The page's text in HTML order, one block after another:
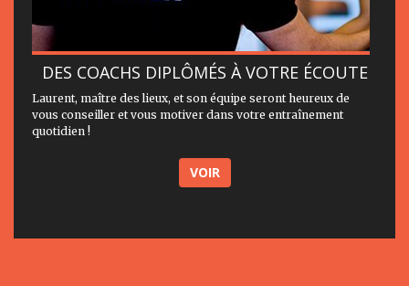
DES COACHS DIPLÔMÉS À VOTRE ÉCOUTE
Laurent, maître des lieux, et son équipe seront heureux de
vous conseiller et vous motiver dans votre entraînement
quotidien !
VOIR